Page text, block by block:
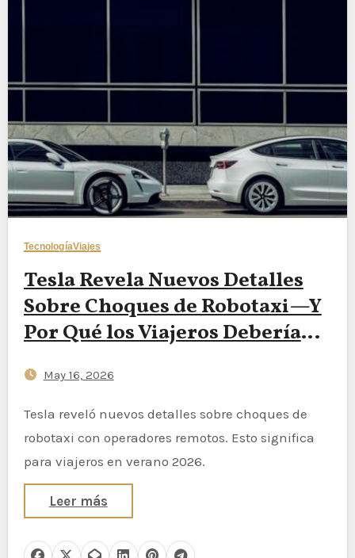
TecnologíaViajes
Tesla Revela Nuevos Detalles
Sobre Choques de Robotaxi—Y
Por Qué los Viajeros Deberían
May 16, 2026
Tesla reveló nuevos detalles sobre choques de
robotaxi con operadores remotos. Esto significa
para viajeros en verano 2026.
Leer más